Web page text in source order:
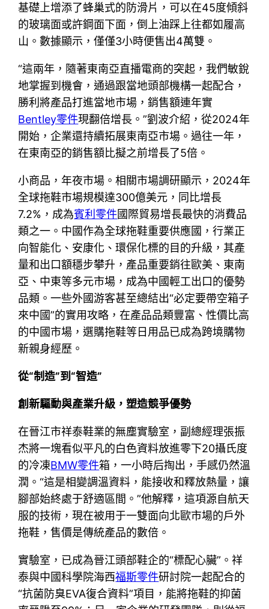
基礎上增添了蜂巢式的防滑片，可以在45度傾斜
的玻璃面或許鋼面下面，倒上油踩上往都如履高
山。數據顯示，僅僅3小時便售出4萬雙。
“這兩年，隨著東南亞直播電商的突起，我們敏銳
地掌握到機會，通過跟當地頭部機構一起配合，
勝利將產品打進當地市場，銷售額連年實
Bentley零件現翻倍增長。”劉波介紹，從2024年
開始，企業還持續拓展東南亞市場。過往一年，
在東南亞的銷售額比擬之前增長了5倍。
小商品，年夜市場。相關市場調研顯示，2024年
全球拖鞋市場規模達300億美元，同比增長
7.2%，成為賓利零件國際貿易增長最快的消費品
類之一。中國作為全球拖鞋重要供應國，行業正
向智能化、安康化、環保化標的目的升級，其產
量和出口額穩步攀升，產品重要銷往歐美、東南
亞、中東等多元市場，成為中國輕工出口的優勢
品類。一些外國游客甚至總結出“必定要帶空箱子
來中國”的實用攻略，在產品品類豐富、性價比高
的中國市場，選購拖鞋等日用品已成為跨境購物
新親身經歷。
從“制造”到“智造”
創新驅動與產業升級，塑造競爭優勢
在晉江市祥泰鞋業的無塵實驗室，副總經理張振
杰將一塊看似平凡的白色資料放進零下20攝氏度
的冷凍BMW零件箱，一小時后掏出，手感仍然溫
潤。“這是相變調溫資料，能接收和釋放熱量，讓
腳部始終處于舒適區間。”他解釋，這項源自航天
服的技術，現在被用于一雙面向北歐市場的戶外
拖鞋，售價是傳統產品的數倍。
實驗室，已成為晉江頭部鞋企的“標配心臟”。祥
泰與中國科學院海西福斯零件研討院一起配合的
“抗菌防臭EVA復合資料”項目，能將拖鞋的抑菌